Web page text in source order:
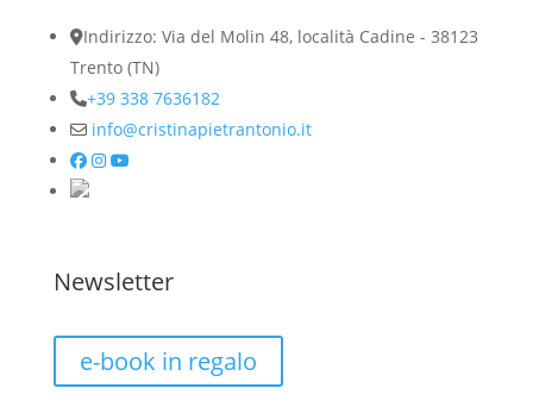
Indirizzo: Via del Molin 48, località Cadine - 38123
Trento (TN)
+39 338 7636182
info@cristinapietrantonio.it
Newsletter
e-book in regalo